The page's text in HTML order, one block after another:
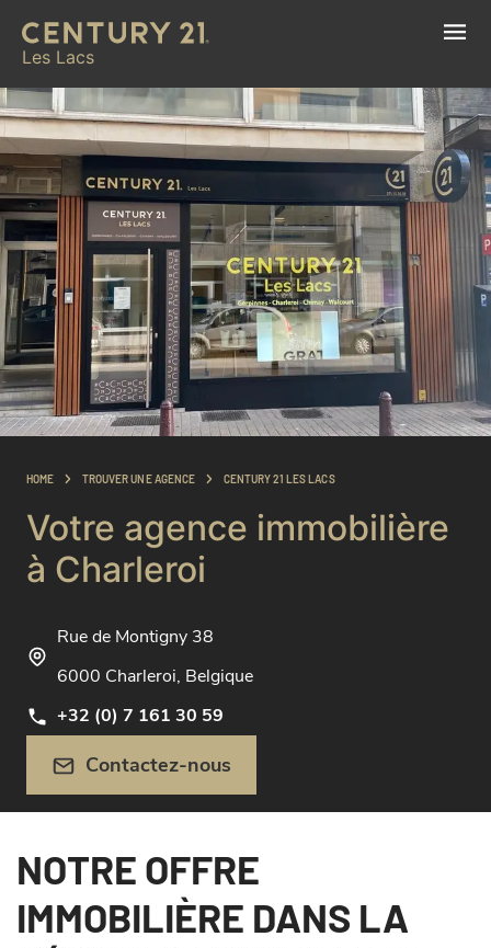
Les Lacs
HOME TROUVER UNE AGENCE CENTURY 21 LES LACS
Votre agence immobilière
à Charleroi
Rue de Montigny 38
6000 Charleroi, Belgique
+32 (0) 7 161 30 59
Contactez-nous
NOTRE OFFRE
IMMOBILIÈRE DANS LA